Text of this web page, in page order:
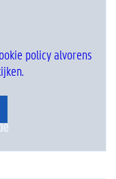
policy alvorens